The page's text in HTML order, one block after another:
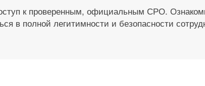
к проверенным, официальным СРО.
в полной легитимности и безопасности